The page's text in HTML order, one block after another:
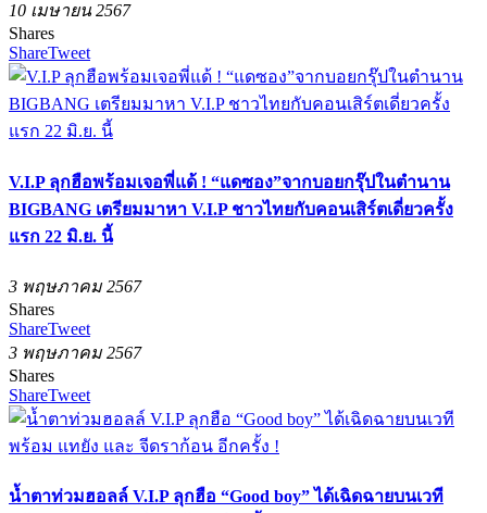
10 เมษายน 2567
Shares
ShareTweet
V.I.P ลุกฮือพร้อมเจอพี่แด้ ! “แดซอง”จากบอยกรุ๊ปในตำนาน
BIGBANG เตรียมมาหา V.I.P ชาวไทยกับคอนเสิร์ตเดี่ยวครั้ง
แรก 22 มิ.ย. นี้
3 พฤษภาคม 2567
Shares
ShareTweet
3 พฤษภาคม 2567
Shares
ShareTweet
น้ำตาท่วมฮอลล์ V.I.P ลุกฮือ “Good boy” ได้เฉิดฉายบนเวที